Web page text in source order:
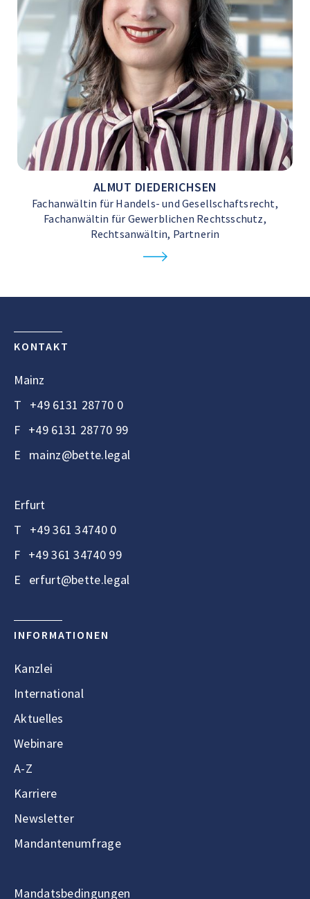
ALMUT DIEDERICHSEN
Fachanwältin für Handels- und Gesellschaftsrecht,
Fachanwältin für Gewerblichen Rechtsschutz,
Rechtsanwältin, Partnerin
KONTAKT
Mainz
T +49 6131 28770 0
F +49 6131 28770 99
E mainz@bette.legal
Erfurt
T +49 361 34740 0
F +49 361 34740 99
E erfurt@bette.legal
INFORMATIONEN
Kanzlei
International
Aktuelles
Webinare
A-Z
Karriere
Newsletter
Mandantenumfrage
Mandatsbedingungen